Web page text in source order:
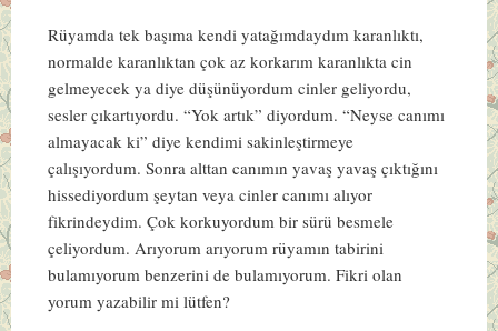
Rüyamda tek başıma kendi yatağımdaydım karanlıktı,
normalde karanlıktan çok az korkarım karanlıkta cin
gelmeyecek ya diye düşünüyordum cinler geliyordu,
sesler çıkartıyordu. “Yok artık” diyordum. “Neyse canımı
almayacak ki” diye kendimi sakinleştirmeye
çalışıyordum. Sonra alttan canımın yavaş yavaş çıktığını
hissediyordum şeytan veya cinler canımı alıyor
fikrindeydim. Çok korkuyordum bir sürü besmele
çeliyordum. Arıyorum arıyorum rüyamın tabirini
bulamıyorum benzerini de bulamıyorum. Fikri olan
yorum yazabilir mi lütfen?